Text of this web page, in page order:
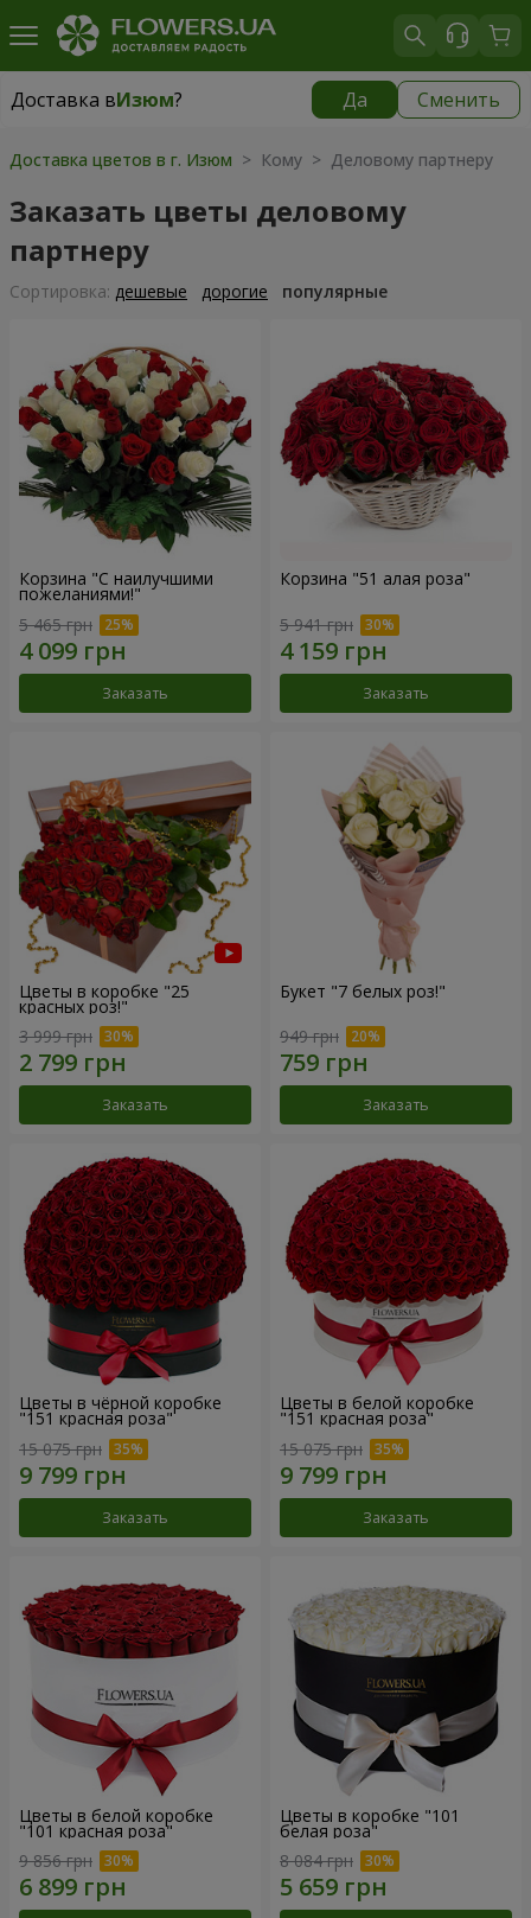
Доставка вИзюм? Да Сменить
Доставка вИзюм|
Доставка цветов в г. Изюм > Кому > Деловому партнеру
Заказать цветы деловому
партнеру
Cортировка: дешевые дорогие популярные
Корзина "С наилучшими
пожеланиями!"
5 465 грн
Заказать
Корзина "51 алая роза"
5 941 грн
Заказать
Цветы в коробке "25
красных роз!"
3 999 грн
Заказать
Букет "7 белых роз!"
949 грн
Заказать
Цветы в чёрной коробке
"151 красная роза"
15 075 грн
Заказать
Цветы в белой коробке
"151 красная роза"
15 075 грн
Заказать
Цветы в белой коробке
"101 красная роза"
9 856 грн
Цветы в коробке "101
белая роза"
8 084 грн